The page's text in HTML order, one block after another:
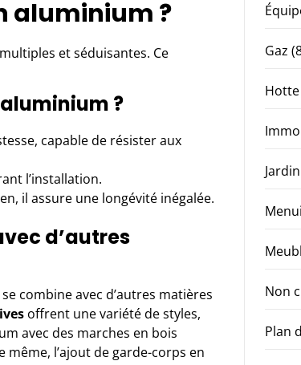
aluminium ?
et séduisantes. Ce
?
capable de résister aux
l’installation.
il assure une longévité inégalée.
d’autres
combine avec d’autres matières
offrent une variété de styles,
avec des marches en bois
l’ajout de garde-corps en
Gaz
Hotte
Jardin
Non
Plan